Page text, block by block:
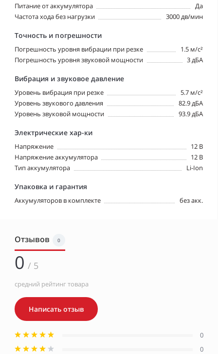
Питание от аккумулятора
Да
Частота хода без нагрузки
3000 дв/мин
Точность и погрешности
Погрешность уровня вибрации при резке
1.5 м/с²
Погрешность уровня звуковой мощности
3 дБА
Вибрация и звуковое давление
Уровень вибрация при резке
5.7 м/с²
Уровень звукового давления
82.9 дБА
Уровень звуковой мощности
93.9 дБА
Электрические хар-ки
Напряжение
12 В
Напряжение аккумулятора
12 В
Тип аккумулятора
Li-Ion
Упаковка и гарантия
Аккумуляторов в комплекте без акк.
Отзывов 0
0 / 5
средний рейтинг товара
Написать отзыв
0
0